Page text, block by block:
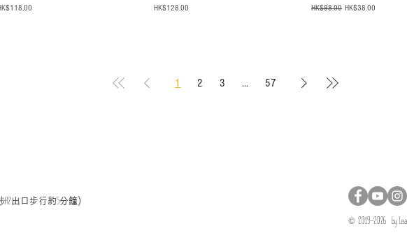
Price
HK$128.00 Regular Price
HK$98.00 Sale Price
HK$38.00
1 2 3 ... 57
A2出口步行約5分鐘)
© 2019-2026 by